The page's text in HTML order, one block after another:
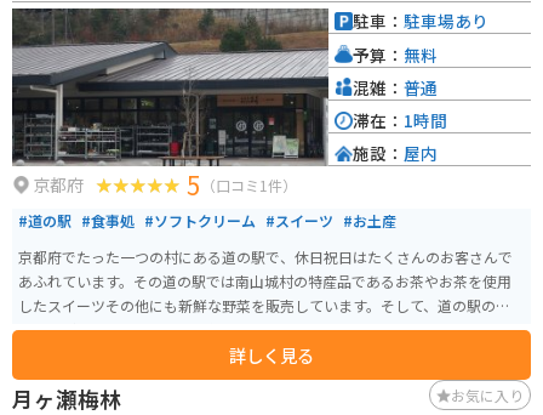
場所がいくつかあるので、絶景を楽しみながらのバーベキューもできます。
バーベキューでおなかがいっぱいになった後はハイキングで体いっぱいに大
自然を楽しむことができます。３つほどコースがあり、それぞれの時間や体
力に合わせて選べます。どのコースを使っても神野山山頂展望台に着くこと
ができます。
京都府 5 （口コミ1件）
#道の駅 #食事処 #ソフトクリーム #スイーツ #お土産
京都府でたった一つの村にある道の駅で、休日祝日はたくさんのお客さんで
あふれています。その道の駅では南山城村の特産品であるお茶やお茶を使用
したスイーツその他にも新鮮な野菜を販売しています。そして、道の駅の中に
は食堂がありそこではお茶を使用した茶そばを食べられます。
詳しく見る
駐車： 駐車場あり
予算： 無料
混雑： 普通
滞在： 1時間
施設： 屋内
月ヶ瀬梅林 お気に入り